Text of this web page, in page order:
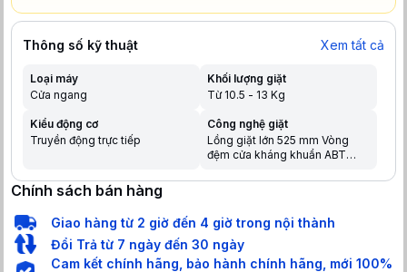
Thông số kỹ thuật Xem tất cả
Loại máy
Cửa ngang
Khối lượng giặt
Từ 10.5 - 13 Kg
Kiểu động cơ
Truyền động trực tiếp
Công nghệ giặt
Lồng giặt lớn 525 mm Vòng
đệm cửa kháng khuẩn ABT
mặt trong cửa Smart Dosing tự
nghệ AI Smart Wash
Chính sách bán hàng
Giao hàng từ 2 giờ đến 4 giờ trong nội thành
Đổi Trả từ 7 ngày đến 30 ngày
Cam kết chính hãng, bảo hành chính hãng, mới 100%